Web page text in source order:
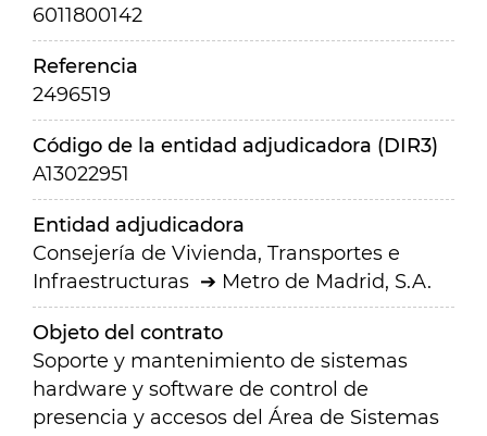
6011800142
Referencia
2496519
Código de la entidad adjudicadora (DIR3)
A13022951
Entidad adjudicadora
Consejería de Vivienda, Transportes e
Infraestructuras
Metro de Madrid, S.A.
Objeto del contrato
Soporte y mantenimiento de sistemas
hardware y software de control de
presencia y accesos del Área de Sistemas